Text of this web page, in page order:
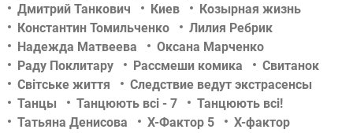
Дмитрий Танкович
Киев
Козырная жизнь
Константин Томильченко
Лилия Ребрик
Надежда Матвеева
Оксана Марченко
Раду Поклитару
Рассмеши комика
Свитанок
Світське життя
Следствие ведут экстрасенсы
Танцы
Танцюють всі - 7
Танцюють всі!
Татьяна Денисова
Х-Фактор 5
Х-фактор